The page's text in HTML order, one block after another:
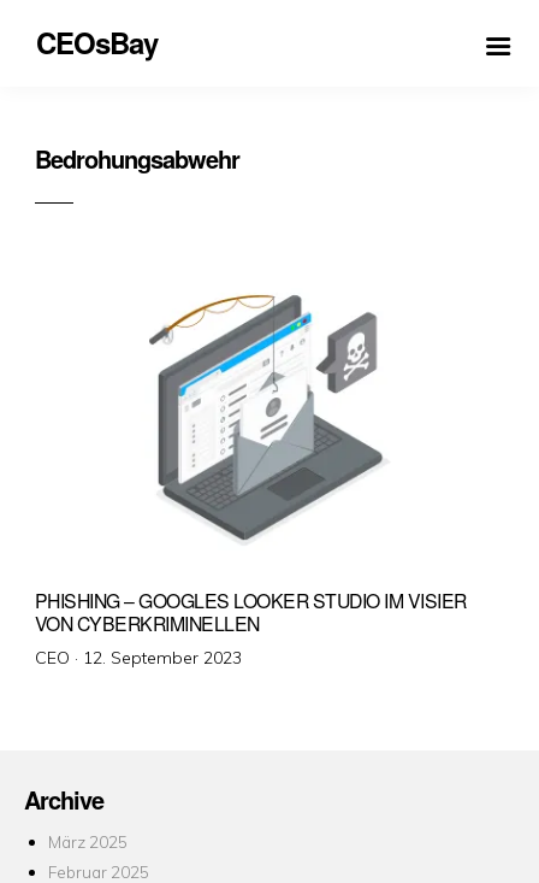
CEOsBay
Bedrohungsabwehr
PHISHING – GOOGLES LOOKER STUDIO IM VISIER
VON CYBERKRIMINELLEN
CEO · Veröffentlicht
12. September 2023
Archive
März 2025
Februar 2025